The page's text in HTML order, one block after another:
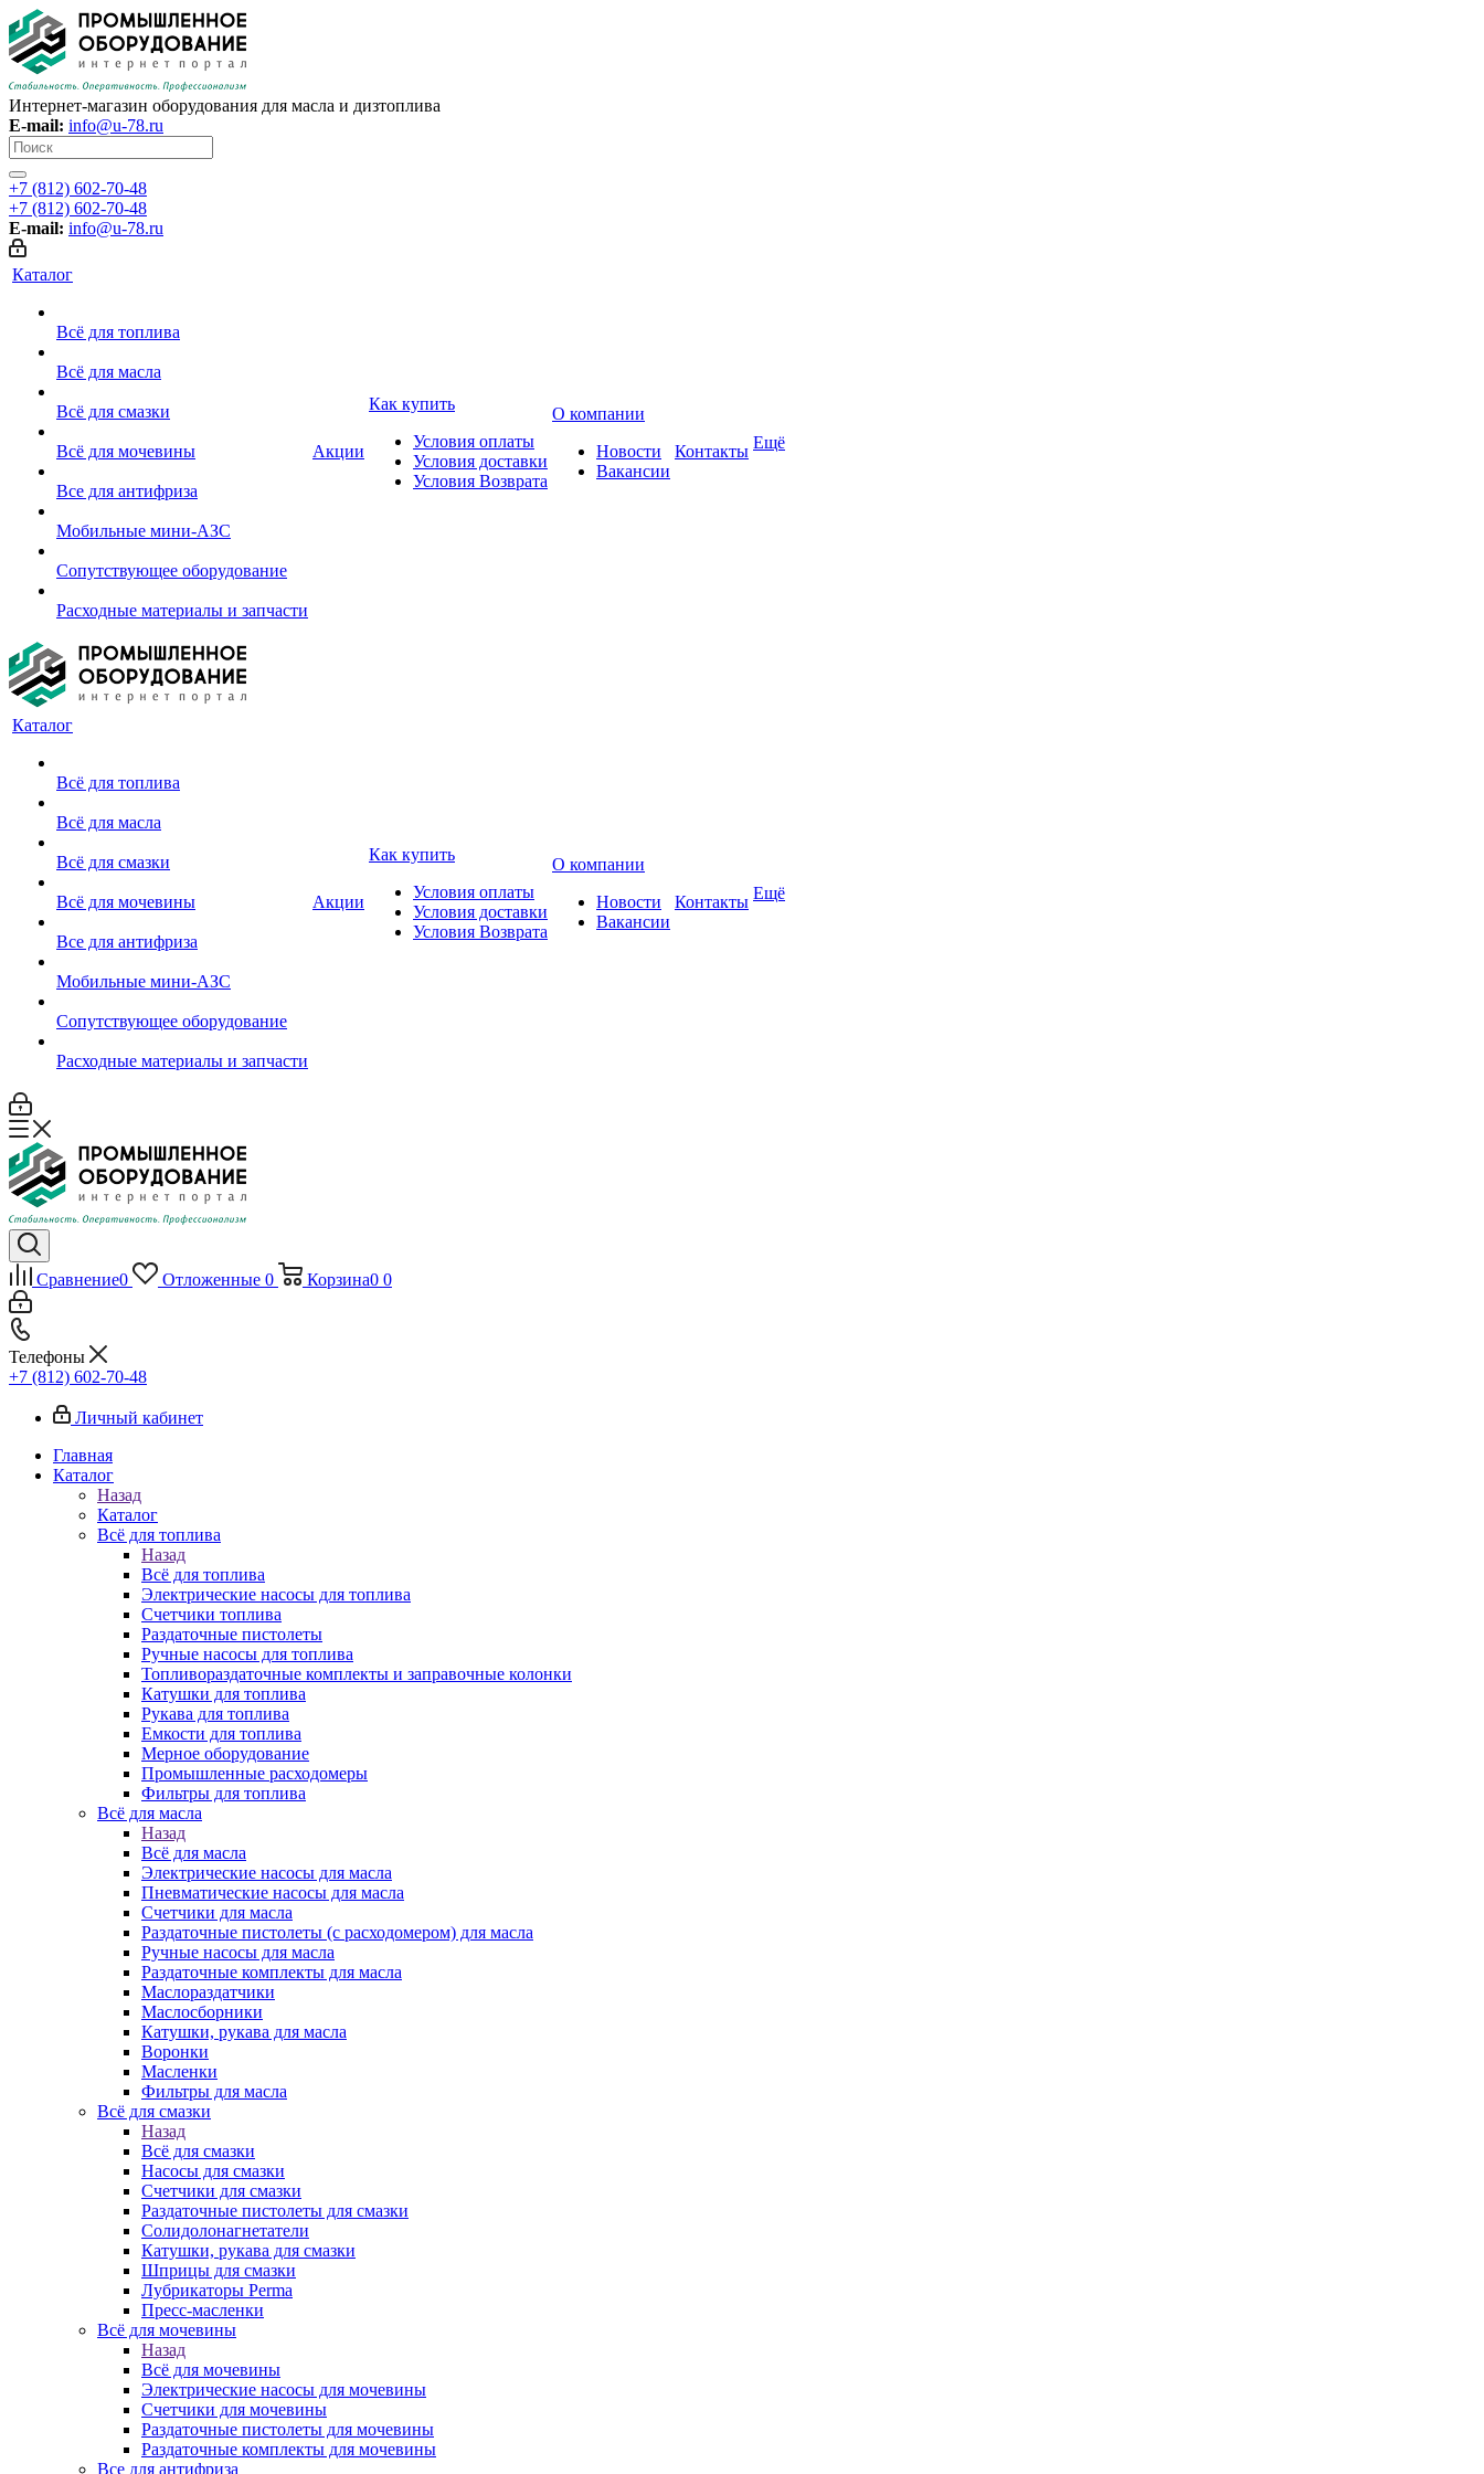
Интернет-магазин оборудования для масла и дизтоплива
E-mail: info@u-78.ru
+7 (812) 602-70-48
+7 (812) 602-70-48
E-mail: info@u-78.ru
Каталог
Всё для топлива
Всё для масла
Всё для смазки
Всё для мочевины
Все для антифриза
Мобильные мини-АЗС
Сопутствующее оборудование
Расходные материалы и запчасти
Акции
Как купить
Условия оплаты
Условия доставки
Условия Возврата
О компании
Новости
Вакансии
Контакты Ещё
Каталог
Всё для топлива
Всё для масла
Всё для смазки
Всё для мочевины
Все для антифриза
Мобильные мини-АЗС
Сопутствующее оборудование
Расходные материалы и запчасти
Акции
Как купить
Условия оплаты
Условия доставки
Условия Возврата
О компании
Новости
Вакансии
Контакты Ещё
Сравнение0 Отложенные 0 Корзина0 0
Телефоны
+7 (812) 602-70-48
Личный кабинет
Главная
Каталог
Назад
Каталог
Всё для топлива
Назад
Всё для топлива
Электрические насосы для топлива
Счетчики топлива
Раздаточные пистолеты
Ручные насосы для топлива
Топливораздаточные комплекты и заправочные колонки
Катушки для топлива
Рукава для топлива
Емкости для топлива
Мерное оборудование
Промышленные расходомеры
Фильтры для топлива
Всё для масла
Назад
Всё для масла
Электрические насосы для масла
Пневматические насосы для масла
Счетчики для масла
Раздаточные пистолеты (с расходомером) для масла
Ручные насосы для масла
Раздаточные комплекты для масла
Маслораздатчики
Маслосборники
Катушки, рукава для масла
Воронки
Масленки
Фильтры для масла
Всё для смазки
Назад
Всё для смазки
Насосы для смазки
Счетчики для смазки
Раздаточные пистолеты для смазки
Солидолонагнетатели
Катушки, рукава для смазки
Шприцы для смазки
Лубрикаторы Perma
Пресс-масленки
Всё для мочевины
Назад
Всё для мочевины
Электрические насосы для мочевины
Счетчики для мочевины
Раздаточные пистолеты для мочевины
Раздаточные комплекты для мочевины
Все для антифриза